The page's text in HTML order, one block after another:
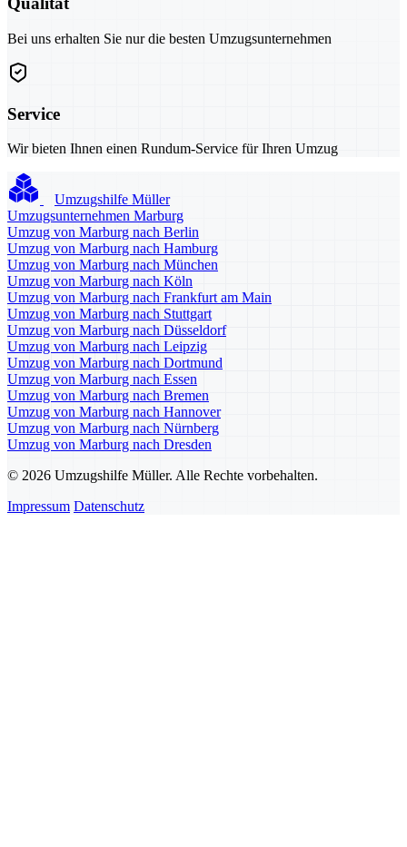
Bei uns erhalten Sie nur die besten Umzugsunternehmen
Service
Wir bieten Ihnen einen Rundum-Service für Ihren Umzug
Umzugshilfe Müller
Umzugsunternehmen Marburg
Umzug von Marburg nach Berlin
Umzug von Marburg nach Hamburg
Umzug von Marburg nach München
Umzug von Marburg nach Köln
Umzug von Marburg nach Frankfurt am Main
Umzug von Marburg nach Stuttgart
Umzug von Marburg nach Düsseldorf
Umzug von Marburg nach Leipzig
Umzug von Marburg nach Dortmund
Umzug von Marburg nach Essen
Umzug von Marburg nach Bremen
Umzug von Marburg nach Hannover
Umzug von Marburg nach Nürnberg
Umzug von Marburg nach Dresden
© 2026 Umzugshilfe Müller. Alle Rechte vorbehalten.
Impressum Datenschutz